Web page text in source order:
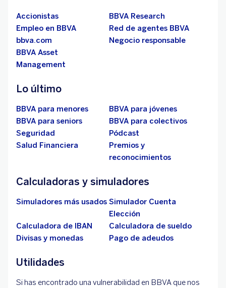
Accionistas
BBVA Research
Empleo en BBVA
Red de agentes BBVA
bbva.com
Negocio responsable
BBVA Asset
Management
Lo último
BBVA para menores
BBVA para jóvenes
BBVA para seniors
BBVA para colectivos
Seguridad
Pódcast
Salud Financiera
Premios y
reconocimientos
Calculadoras y simuladores
Simuladores más usados Simulador Cuenta
Elección
Calculadora de IBAN
Calculadora de sueldo
Divisas y monedas
Pago de adeudos
Utilidades
Si has encontrado una vulnerabilidad en BBVA que nos